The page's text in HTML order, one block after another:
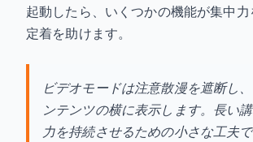
起動したら、いくつかの機能が集中
定着を助けます。
ビデオモードは注意散漫を遮断し
ンテンツの横に表示します。長い
力を持続させるための小さな工夫